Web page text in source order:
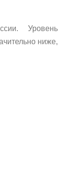
Уровень
ниже,